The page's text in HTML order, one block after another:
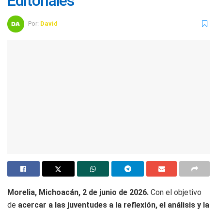
Por: David
Morelia, Michoacán, 2 de junio de 2026. Con el objetivo
de acercar a las juventudes a la reflexión, el análisis y la